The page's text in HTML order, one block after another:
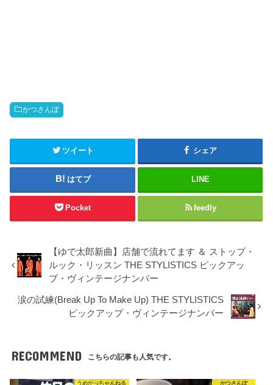
かつさんぽ
ツイート シェア
はてブ LINE
Pocket feedly
【ゆで太郎新曲】店舗で流れてます ＆ ストップ・
ルック・リッスン THE STYLISTICS ピックアッ
プ・ヴィンテージナンバー
涙の試練(Break Up To Make Up) THE STYLISTICS
ピックアップ・ヴィンテージナンバー
RECOMMEND こちらの記事も人気です。
うめかっちゃんねる かつさんぽ